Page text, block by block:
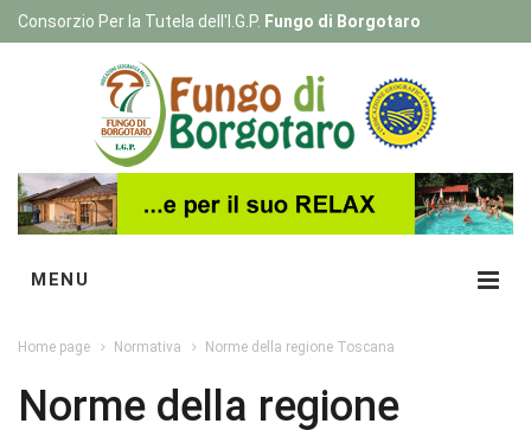
Consorzio Per la Tutela dell'I.G.P. Fungo di Borgotaro
MENU
Home page Normativa Norme della regione Toscana
Norme della regione